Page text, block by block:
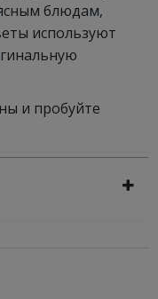
блюдам,
используют
и пробуйте